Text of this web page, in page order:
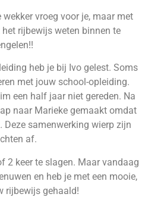
vroeg voor je, maar met
rijbewijs weten binnen te
heb je bij Ivo gelest. Soms
met jouw school-opleiding.
een half jaar niet gereden. Na
naar Marieke gemaakt omdat
Deze samenwerking wierp zijn
af.
2 keer te slagen. Maar vandaag
en heb je met een mooie,
rijbewijs gehaald!